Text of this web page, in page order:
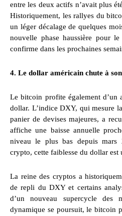
entre les deux actifs n’avait plus
Historiquement, les rallyes du
un léger décalage de quelques
nouvelle phase haussière pour
confirme dans les prochaines
4. Le dollar américain chute à
Le bitcoin profite également d’un
dollar. L’indice DXY, qui mesure
panier de devises majeures, a
affiche une baisse annuelle
niveau le plus bas depuis mars
crypto, cette faiblesse du dollar est
La reine des cryptos a
de repli du DXY et certains
d’un nouveau supercycle des
dynamique se poursuit, le bitcoin